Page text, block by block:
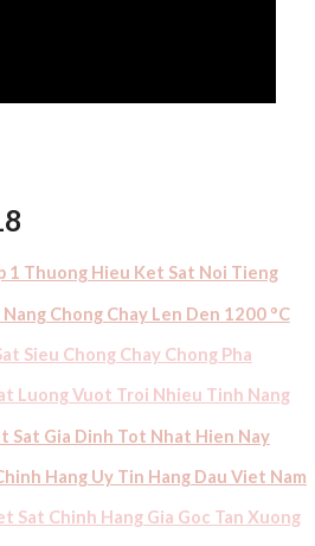
1 Thuong Hieu Ket Sat Noi Tieng
Chong Chay Len Den 1200 °C
Sieu Chong Chay Chong Pha
Luong Vuot Troi Nhieu Tinh Nang
Sat Gia Dinh Tot Nhat Hien Nay
Hang Uy Tin Hang Dau Viet Nam
Sat Chinh Hang Gia Goc Tan Xuong